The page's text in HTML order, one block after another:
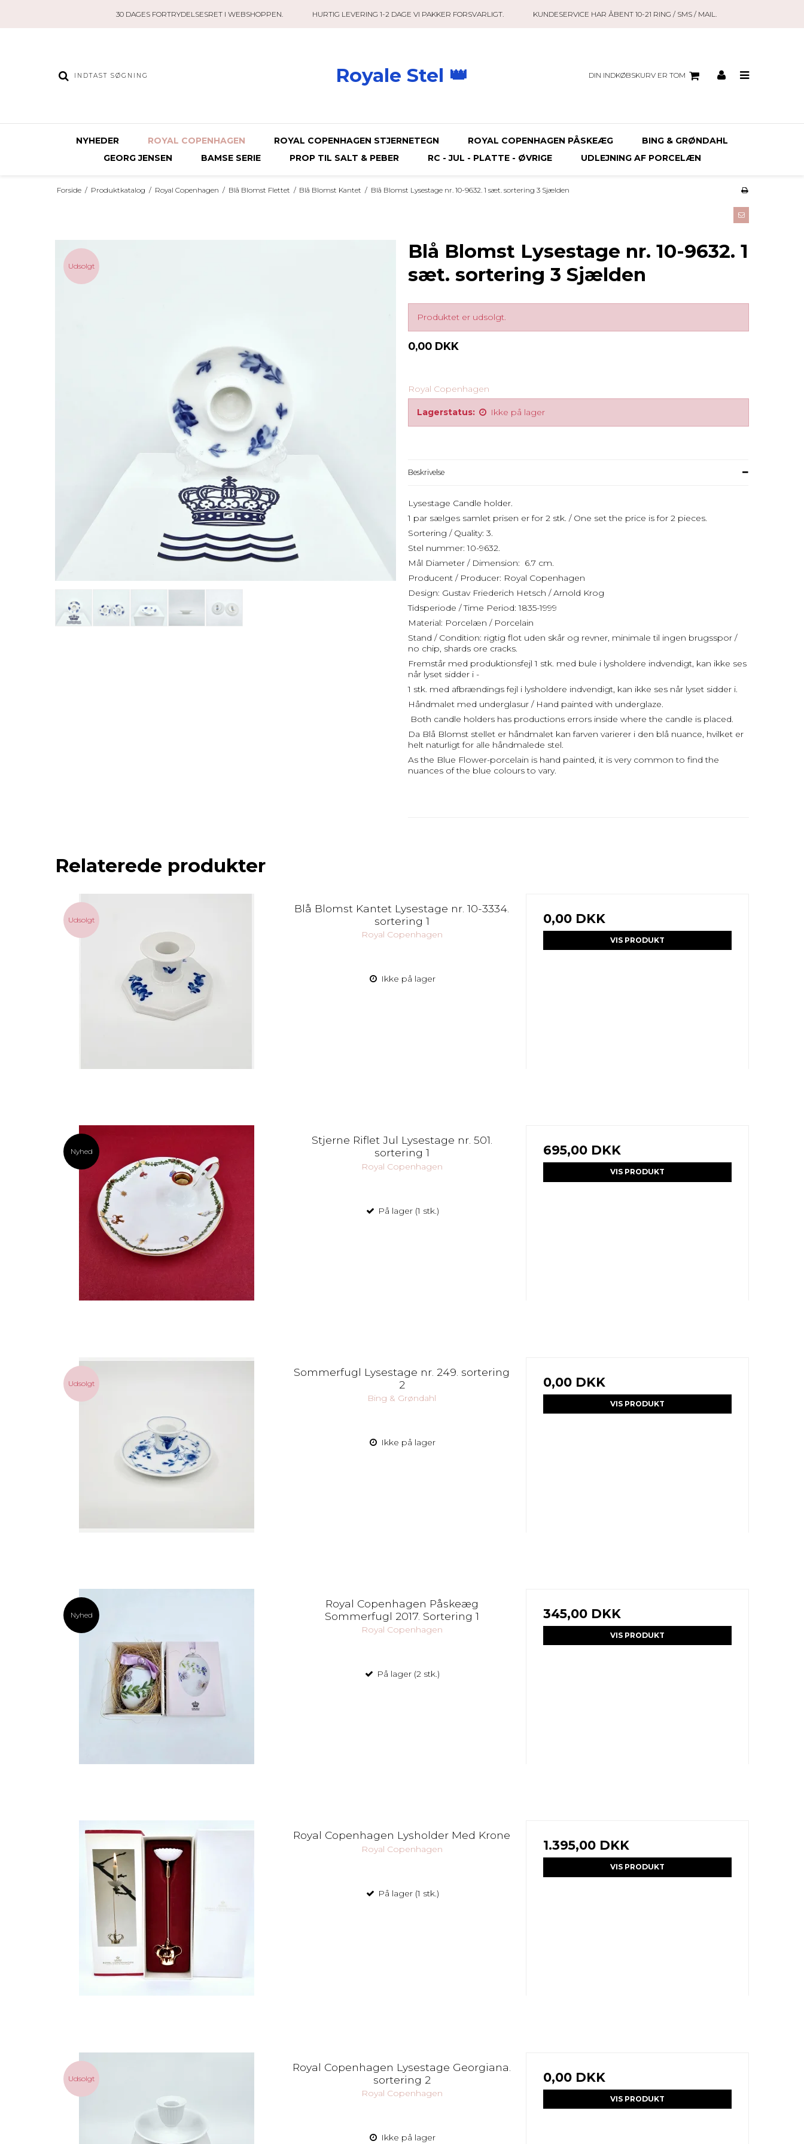
30 DAGES FORTRYDELSESRET I WEBSHOPPEN. HURTIG LEVERING 1-2 DAGE VI PAKKER FORSVARLIGT. KUNDESERVICE HAR ÅBENT 10-21 RING / SMS / MAIL.
Royale Stel 👑 DIN INDKØBSKURV ER TOM
NYHEDER ROYAL COPENHAGEN ROYAL COPENHAGEN STJERNETEGN ROYAL COPENHAGEN PÅSKEÆG
BING & GRØNDAHL
GEORG JENSEN
BAMSE SERIE PROP TIL SALT & PEBER RC - JUL - PLATTE - ØVRIGE UDLEJNING AF PORCELÆN
Forside / Produktkatalog / Royal Copenhagen / Blå Blomst Flettet / Blå Blomst Kantet / Blå Blomst Lysestage nr. 10-9632. 1 sæt. sortering 3 Sjælden
Udsolgt
Blå Blomst Lysestage nr. 10-9632. 1
sæt. sortering 3 Sjælden
Produktet er udsolgt.
0,00 DKK
Royal Copenhagen
Lagerstatus: Ikke på lager
Beskrivelse
Lysestage Candle holder.
1 par sælges samlet prisen er for 2 stk. / One set the price is for 2 pieces.
Sortering / Quality: 3.
Stel nummer: 10-9632.
Mål Diameter / Dimension: 6.7 cm.
Producent / Producer: Royal Copenhagen
Design: Gustav Friederich Hetsch / Arnold Krog
Tidsperiode / Time Period: 1835-1999
Material: Porcelæn / Porcelain
Stand / Condition: rigtig flot uden skår og revner, minimale til ingen brugsspor /
no chip, shards ore cracks.
Fremstår med produktionsfejl 1 stk. med bule i lysholdere indvendigt, kan ikke ses
når lyset sidder i -
1 stk. med afbrændings fejl i lysholdere indvendigt, kan ikke ses når lyset sidder i.
Håndmalet med underglasur / Hand painted with underglaze.
Both candle holders has productions errors inside where the candle is placed.
Da Blå Blomst stellet er håndmalet kan farven varierer i den blå nuance, hvilket er
helt naturligt for alle håndmalede stel.
As the Blue Flower-porcelain is hand painted, it is very common to find the
nuances of the blue colours to vary.
Relaterede produkter
Udsolgt
Blå Blomst Kantet Lysestage nr. 10-3334.
sortering 1
Royal Copenhagen
Ikke på lager
0,00 DKK
VIS PRODUKT
Nyhed
Stjerne Riflet Jul Lysestage nr. 501.
sortering 1
Royal Copenhagen
På lager (1 stk.)
695,00 DKK
VIS PRODUKT
Udsolgt
Sommerfugl Lysestage nr. 249. sortering
2
Bing & Grøndahl
Ikke på lager
0,00 DKK
VIS PRODUKT
Nyhed
Royal Copenhagen Påskeæg
Sommerfugl 2017. Sortering 1
Royal Copenhagen
På lager (2 stk.)
345,00 DKK
VIS PRODUKT
Royal Copenhagen Lysholder Med Krone
Royal Copenhagen
På lager (1 stk.)
1.395,00 DKK
VIS PRODUKT
Udsolgt
Royal Copenhagen Lysestage Georgiana.
sortering 2
Royal Copenhagen
Ikke på lager
0,00 DKK
VIS PRODUKT